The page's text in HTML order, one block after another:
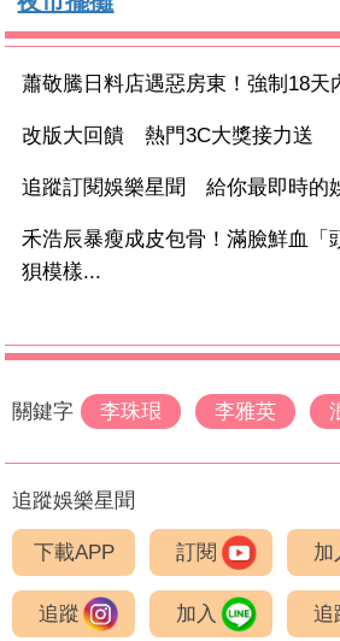
蕭敬騰日料店遇惡房東！強制18天
改版大回饋 熱門3C大獎接力送
追蹤訂閱娛樂星聞 給你最即時的
禾浩辰暴瘦成皮包骨！滿臉鮮血「
狽模樣...
關鍵字 李珠珢 李雅英
追蹤娛樂星聞
下載APP 訂閱 加
追蹤 加入 追